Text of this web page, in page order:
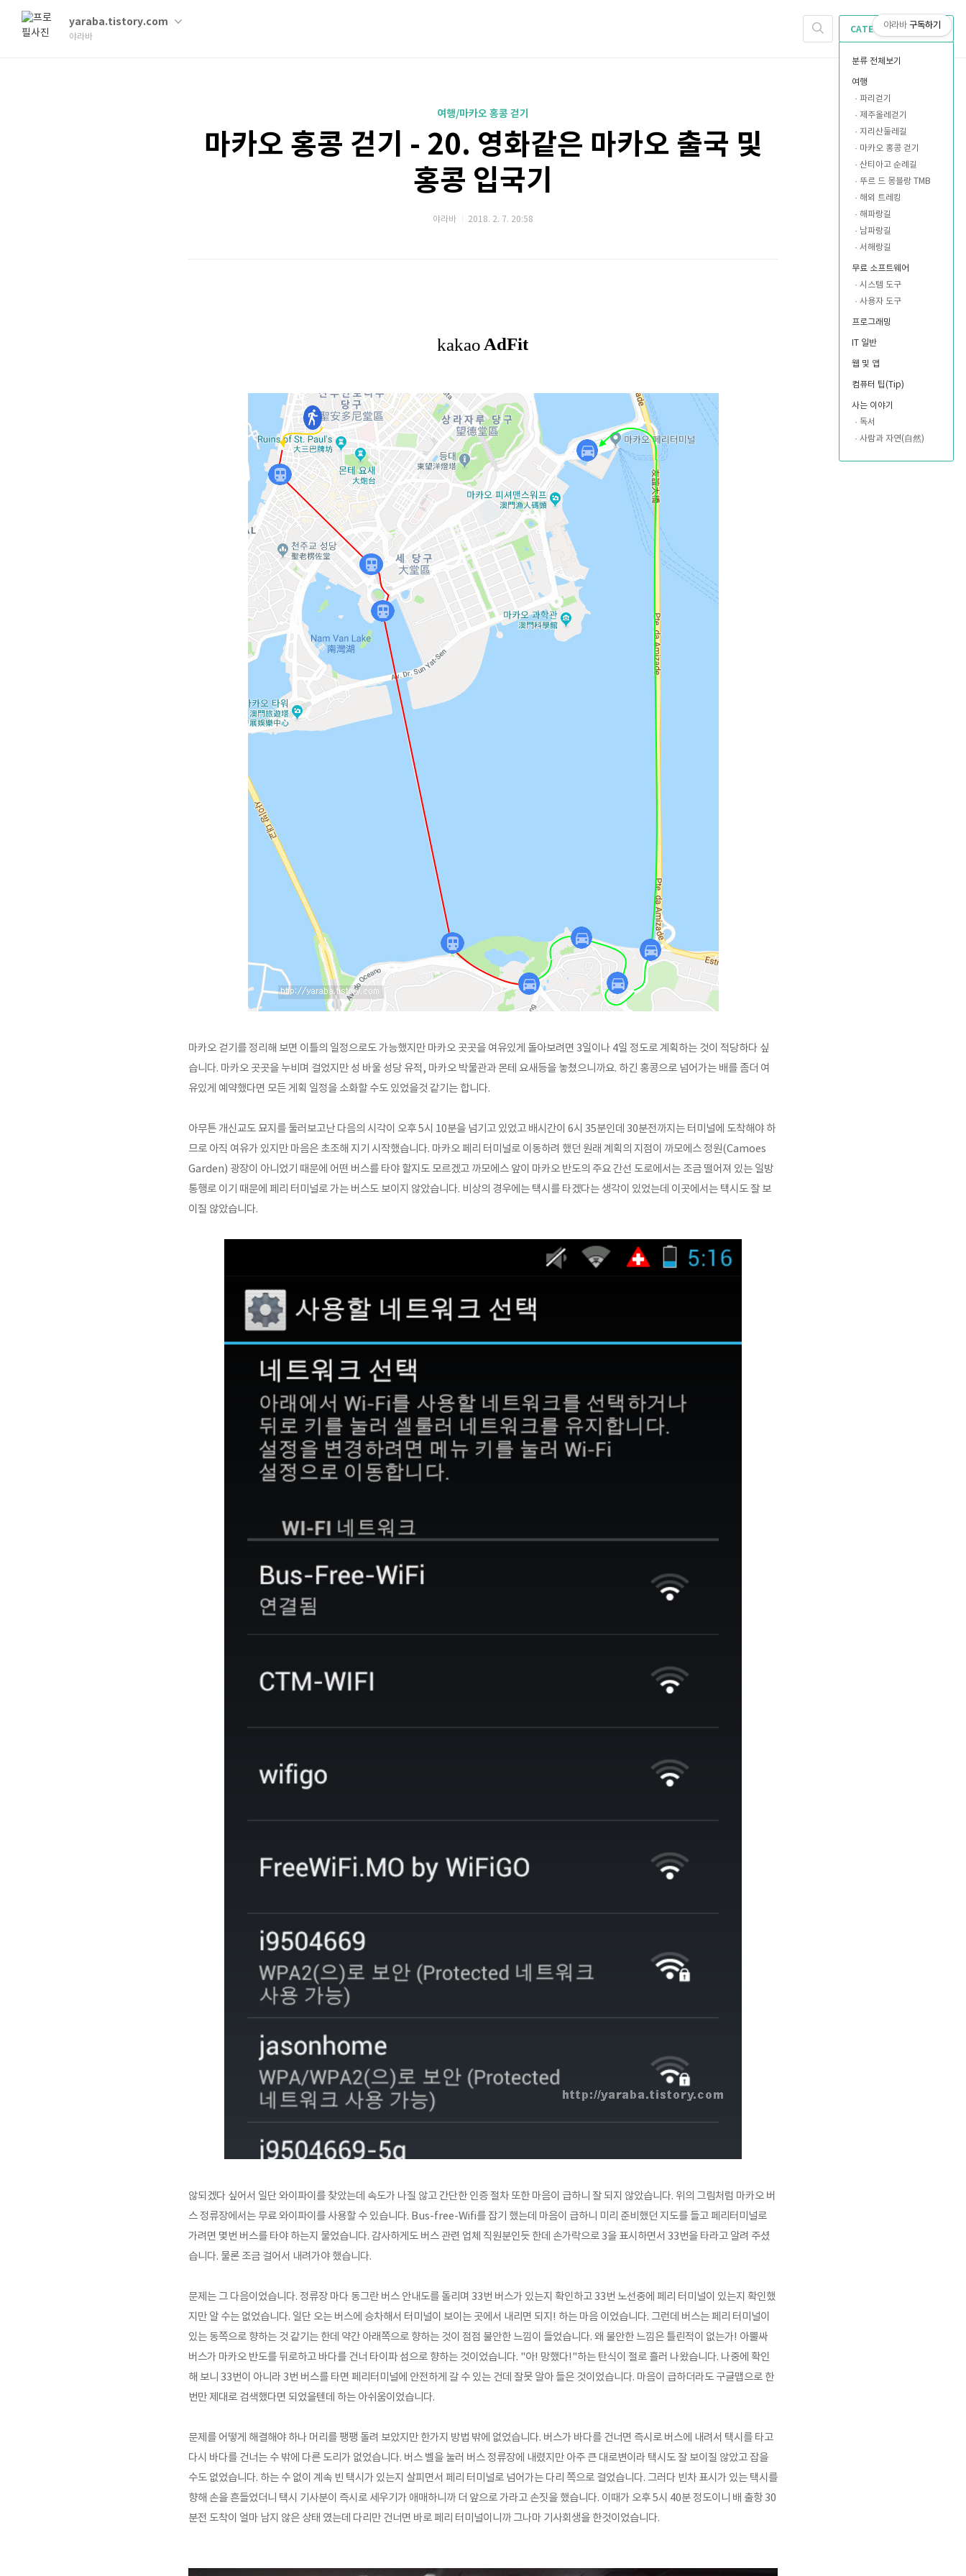
yaraba.tistory.com
야라바
CATEGORY
분류 전체보기
여행
파리걷기
제주올레걷기
지리산둘레길
마카오 홍콩 걷기
산티아고 순례길
뚜르 드 몽블랑 TMB
해외 트레킹
해파랑길
남파랑길
서해랑길
무료 소프트웨어
시스템 도구
사용자 도구
프로그래밍
IT 일반
웹 및 앱
컴퓨터 팁(Tip)
사는 이야기
독서
사람과 자연(自然)
여행/마카오 홍콩 걷기
마카오 홍콩 걷기 - 20. 영화같은 마카오 출국 및
홍콩 입국기
야라바 2018. 2. 7. 20:58
마카오 걷기를 정리해 보면 이틀의 일정으로도 가능했지만 마카오 곳곳을 여유있게 돌아보려면 3일이나 4일 정도로 계획하는 것이 적당하다 싶
습니다. 마카오 곳곳을 누비며 걸었지만 성 바울 성당 유적, 마카오 박물관과 몬테 요새등을 놓쳤으니까요. 하긴 홍콩으로 넘어가는 배를 좀더 여
유있게 예약했다면 모든 게획 일정을 소화할 수도 있었을것 같기는 합니다.
아무튼 개신교도 묘지를 둘러보고난 다음의 시각이 오후 5시 10분을 넘기고 있었고 배시간이 6시 35분인데 30분전까지는 터미널에 도착해야 하
므로 아직 여유가 있지만 마음은 초조해 지기 시작했습니다. 마카오 페리 터미널로 이동하려 했던 원래 계획의 지점이 까모에스 정원(Camoes
Garden) 광장이 아니었기 때문에 어떤 버스를 타야 할지도 모르겠고 까모에스 앞이 마카오 반도의 주요 간선 도로에서는 조금 떨어져 있는 일방
통행로 이기 때문에 페리 터미널로 가는 버스도 보이지 않았습니다. 비상의 경우에는 택시를 타겠다는 생각이 있었는데 이곳에서는 택시도 잘 보
이질 않았습니다.
않되겠다 싶어서 일단 와이파이를 찾았는데 속도가 나질 않고 간단한 인증 절차 또한 마음이 급하니 잘 되지 않았습니다. 위의 그림처럼 마카오 버
스 정류장에서는 무료 와이파이를 사용할 수 있습니다. Bus-free-Wifi를 잡기 했는데 마음이 급하니 미리 준비했던 지도를 들고 페리터미널로
가려면 몇번 버스를 타야 하는지 물었습니다. 감사하게도 버스 관련 업체 직원분인듯 한데 손가락으로 3을 표시하면서 33번을 타라고 알려 주셨
습니다. 물론 조금 걸어서 내려가야 했습니다.
문제는 그 다음이었습니다. 정류장 마다 동그란 버스 안내도를 돌리며 33번 버스가 있는지 확인하고 33번 노선중에 페리 터미널이 있는지 확인했
지만 알 수는 없었습니다. 일단 오는 버스에 승차해서 터미널이 보이는 곳에서 내리면 되지! 하는 마음 이었습니다. 그런데 버스는 페리 터미널이
있는 동쪽으로 향하는 것 같기는 한데 약간 아래쪽으로 향하는 것이 점점 불안한 느낌이 들었습니다. 왜 불안한 느낌은 틀린적이 없는가! 아뿔싸
버스가 마카오 반도를 뒤로하고 바다를 건너 타이파 섬으로 향하는 것이었습니다. "아! 망했다!"하는 탄식이 절로 흘러 나왔습니다. 나중에 확인
해 보니 33번이 아니라 3번 버스를 타면 페리터미널에 안전하게 갈 수 있는 건데 잘못 알아 들은 것이었습니다. 마음이 급하더라도 구글맵으로 한
번만 제대로 검색했다면 되었을텐데 하는 아쉬움이었습니다.
문제를 어떻게 해결해야 하나 머리를 팽팽 돌려 보았지만 한가지 방법 밖에 없었습니다. 버스가 바다를 건너면 즉시로 버스에 내려서 택시를 타고
다시 바다를 건너는 수 밖에 다른 도리가 없었습니다. 버스 벨을 눌러 버스 정류장에 내렸지만 아주 큰 대로변이라 택시도 잘 보이질 않았고 잡을
수도 없었습니다. 하는 수 없이 계속 빈 택시가 있는지 살피면서 페리 터미널로 넘어가는 다리 쪽으로 걸었습니다. 그러다 빈차 표시가 있는 택시를
향해 손을 흔들었더니 택시 기사분이 즉시로 세우기가 애매하니까 더 앞으로 가라고 손짓을 했습니다. 이때가 오후 5시 40분 정도이니 배 출항 30
분전 도착이 얼마 남지 않은 상태 였는데 다리만 건너면 바로 페리 터미널이니까 그나마 기사회생을 한것이었습니다.
야라바 구독하기